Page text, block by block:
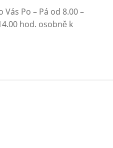
Po – Pá od 8.00 –
hod. osobně k